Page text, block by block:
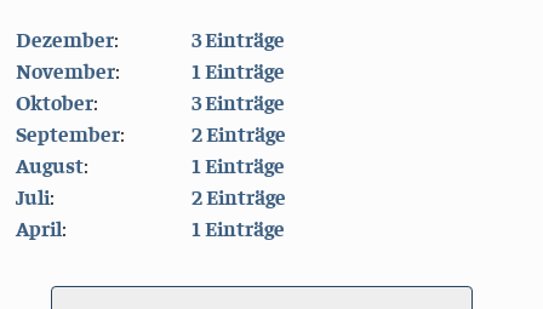
Dezember:
3 Einträge
November:
1 Einträge
Oktober:
3 Einträge
September:
2 Einträge
August:
1 Einträge
Juli:
2 Einträge
April: 1 Einträge